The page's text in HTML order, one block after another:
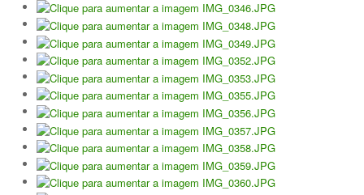
Torneios
Torneios Sociais
Torneios Oficiais
Torneios Escada
Notícias
Notícias do Clube